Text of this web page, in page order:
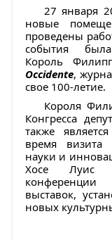
27 января
новые
проведены
события
Король
Occidente,
свое 100-летие.
Короля
Конгресса
также
время визита
науки и
Хосе Луис
конференции
выставок,
новых